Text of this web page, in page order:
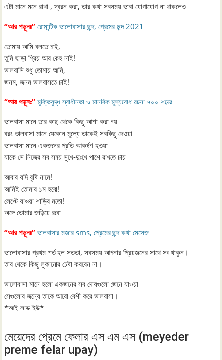
এটা মানে মনে রাখা , স্বরন করা, তার কথা সবসময় ভাবা যোগাযোগ না থাকলেও
“আর পড়ুনঃ” রোমান্টিক ভালোবাসার ছন্দ, প্রেমের ছন্দ 2021
তোমায় আমি বলতে চাই,
তুমি ছাড়া প্রিয় আর কেহ নাই!
ভালবাসি শুধু তোমায় আমি,
জনম, জনম ভালবাসতে চাই!
“আর পড়ুনঃ” মুক্তিযুদ্ধ স্বাধীনতা ও মানবিক মূল্যবোধ রচনা ৭০০ শব্দের
ভালবাসা মানে তার কাছ থেকে কিছু আশা করা নয়
বরং ভালবাসা মানে যেকোন মূল্যে তাকেই সবকিছু দেওয়া
ভালবাসা মানে একজনের প্রতি আকর্ষণ হওয়া
যাকে সে নিজের সব সময় সুখে-দুঃখে পাশে রাখতে চায়
আবার যদি বৃষ্টি নামে!
আমিই তোমার ১ম হবো!
লেপ্টে যাওয়া শাড়ির মতো!
অঙ্গে তোমার জড়িয়ে রবো
“আর পড়ুনঃ” ভালবাসার মজার sms, প্রেমের ছন্দ কথা মেসেজ
ভালোবাসার প্রথম শর্ত হল সততা, সবসময় আপনার প্রিয়জনের সাথে সৎ থাকুন।
তার থেকে কিছু লুকানোর চেষ্টা করবেন না।
ভালোবাসা মানে হলো একজনের সব দোষগুলো জেনে যাওয়া
সেগুলোর জন্যে তাকে আরো বেশী করে ভালবাসা।
*আই লাভ ইউ*
মেয়েদের প্রেমে ফেলার এস এম এস (meyeder
preme felar upay)